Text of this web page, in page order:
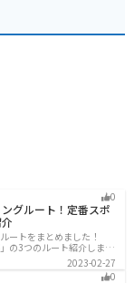
楽しめる便利な場所
てみてください。
0
グルート！定番スポ
ートをまとめました！
の3つのルート紹介しま
く、歴史的価値のある建
となくツーリングを堪能
ーリングに行く際は参考
2023-02-27
0